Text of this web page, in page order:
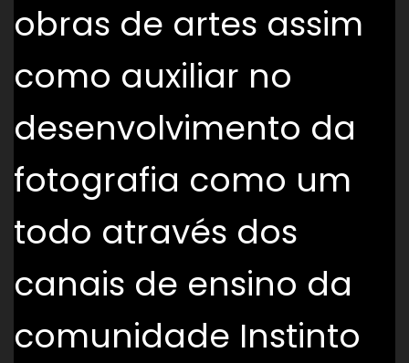
obras de artes assim
como auxiliar no
desenvolvimento da
fotografia como um
todo através dos
canais de ensino da
comunidade Instinto